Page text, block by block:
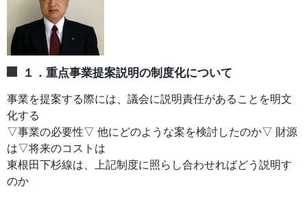
１．重点事業提案説明の制度化について
事業を提案する際には、議会に説明責任があることを明文
化する
▽事業の必要性▽ 他にどのような案を検討したのか▽ 財源
は▽将来のコストは
東根田下杉線は、上記制度に照らし合わせればどう説明す
のか